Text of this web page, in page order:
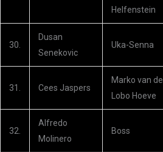
Helfenstein
30.
Dusan
Senekovic
Uka-Senna
31. Cees Jaspers
Marko van de
Lobo Hoeve
32.
Alfredo
Molinero
Boss